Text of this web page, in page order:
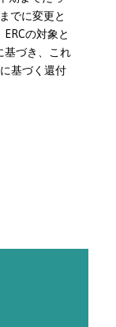
でに変更と
の対象と
基づき、これ
基づく還付